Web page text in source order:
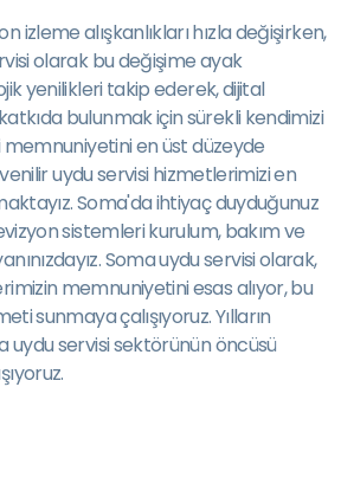
izleme alışkanlıkları hızla değişirken,
olarak bu değişime ayak
yenilikleri takip ederek, dijital
bulunmak için sürekli kendimizi
en üst düzeyde
uydu servisi hizmetlerimizi en
Soma'da ihtiyaç duyduğunuz
sistemleri kurulum, bakım ve
Soma uydu servisi olarak,
memnuniyetini esas alıyor, bu
sunmaya çalışıyoruz. Yılların
uydu servisi sektörünün öncüsü